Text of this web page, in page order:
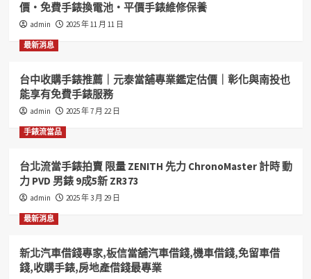
價・免費手錶換電池・平價手錶維修保養
admin 2025 年 11 月 11 日
最新消息
台中收購手錶推薦｜元泰當舖專業鑑定估價｜彰化與南投也
能享有免費手錶服務
admin 2025 年 7 月 22 日
手錶流當品
台北流當手錶拍賣 限量 ZENITH 先力 ChronoMaster 計時 動
力 PVD 男錶 9成5新 ZR373
admin 2025 年 3 月 29 日
最新消息
新北汽車借錢專家,板信當舖汽車借錢,機車借錢,免留車借
錢,收購手錶,房地產借錢最專業